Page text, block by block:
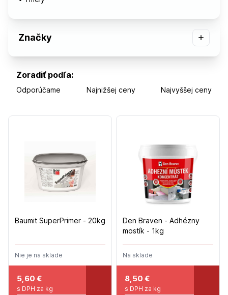
Značky
Zoradiť podľa:
Odporúčame Najnižšej ceny Najvyššej ceny
Baumit SuperPrimer - 20kg
Nie je na sklade
5,60 €
s DPH za kg
Den Braven - Adhézny
mostík - 1kg
Na sklade
8,50 €
s DPH za kg